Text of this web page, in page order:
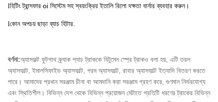
lহিটিং ট্রান্সফার oi সিস্টেম সহ স্বয়ংক্রিয় ইতালি রিলো দক্ষতা বার্নার ব্যবহার করুন।
lকোন অপচয় ছাড়া ব্যাচ হিটার.
বর্ণনা:অ্যাসফল্ট ফুটপাথ ক্র্যাক প্যাচ ট্রাককে বিটুমেন স্প্রে ট্রাকও বলা হয়, এটি তরল
অ্যাসফাল্ট, ইমালসিফাইড অ্যাসফাল্ট, গরম অ্যাসফাল্ট, রাবার অ্যাসফাল্ট ইত্যাদি বিতরণ করতে
পারে। আমাদের প্রধান সরঞ্জাম চীনা বা আমদানি করা সরঞ্জাম গ্রহণ করে, গুণমান নির্ভরযোগ্য
এবং স্থিতিশীল। বিভিন্ন দেশ থেকে বিভিন্ন প্রয়োজন মেটাতে প্রতিটি ধরণের ট্রাকের বিভিন্ন